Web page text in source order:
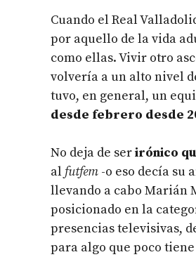
Cuando el Real
por aquello de la vida
como ellas. Vivir otro
volvería a un alto nivel
tuvo, en general, un
desde febrero desde
No deja de serirónico
al futfem -o eso decía su
llevando a cabo Marián
posicionado en la
presencias televisivas,
para algo que poco